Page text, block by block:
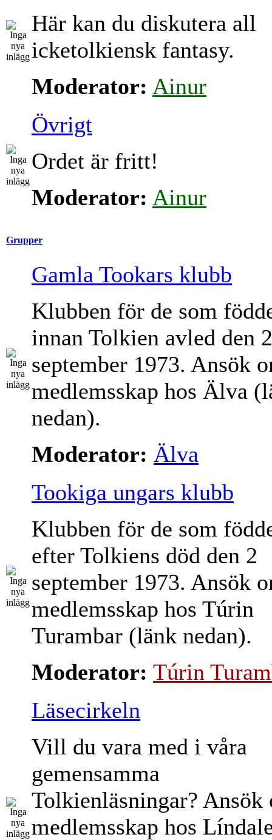
Här kan du diskutera all
icketolkiensk fantasy.
Moderator: Ainur
Övrigt
Ordet är fritt!
Moderator: Ainur
Grupper
Gamla Tookars klubb
Klubben för de som
innan Tolkien avled den 2
september 1973. Ansök
medlemsskap hos Älva
nedan).
Moderator: Älva
Tookiga ungars klubb
Klubben för de som
efter Tolkiens död den 2
september 1973. Ansök
medlemsskap hos Túrin
Turambar (länk nedan).
Moderator: Túrin
Läsecirkeln
Vill du vara med i våra
gemensamma
Tolkienläsningar? Ansök
medlemsskap hos